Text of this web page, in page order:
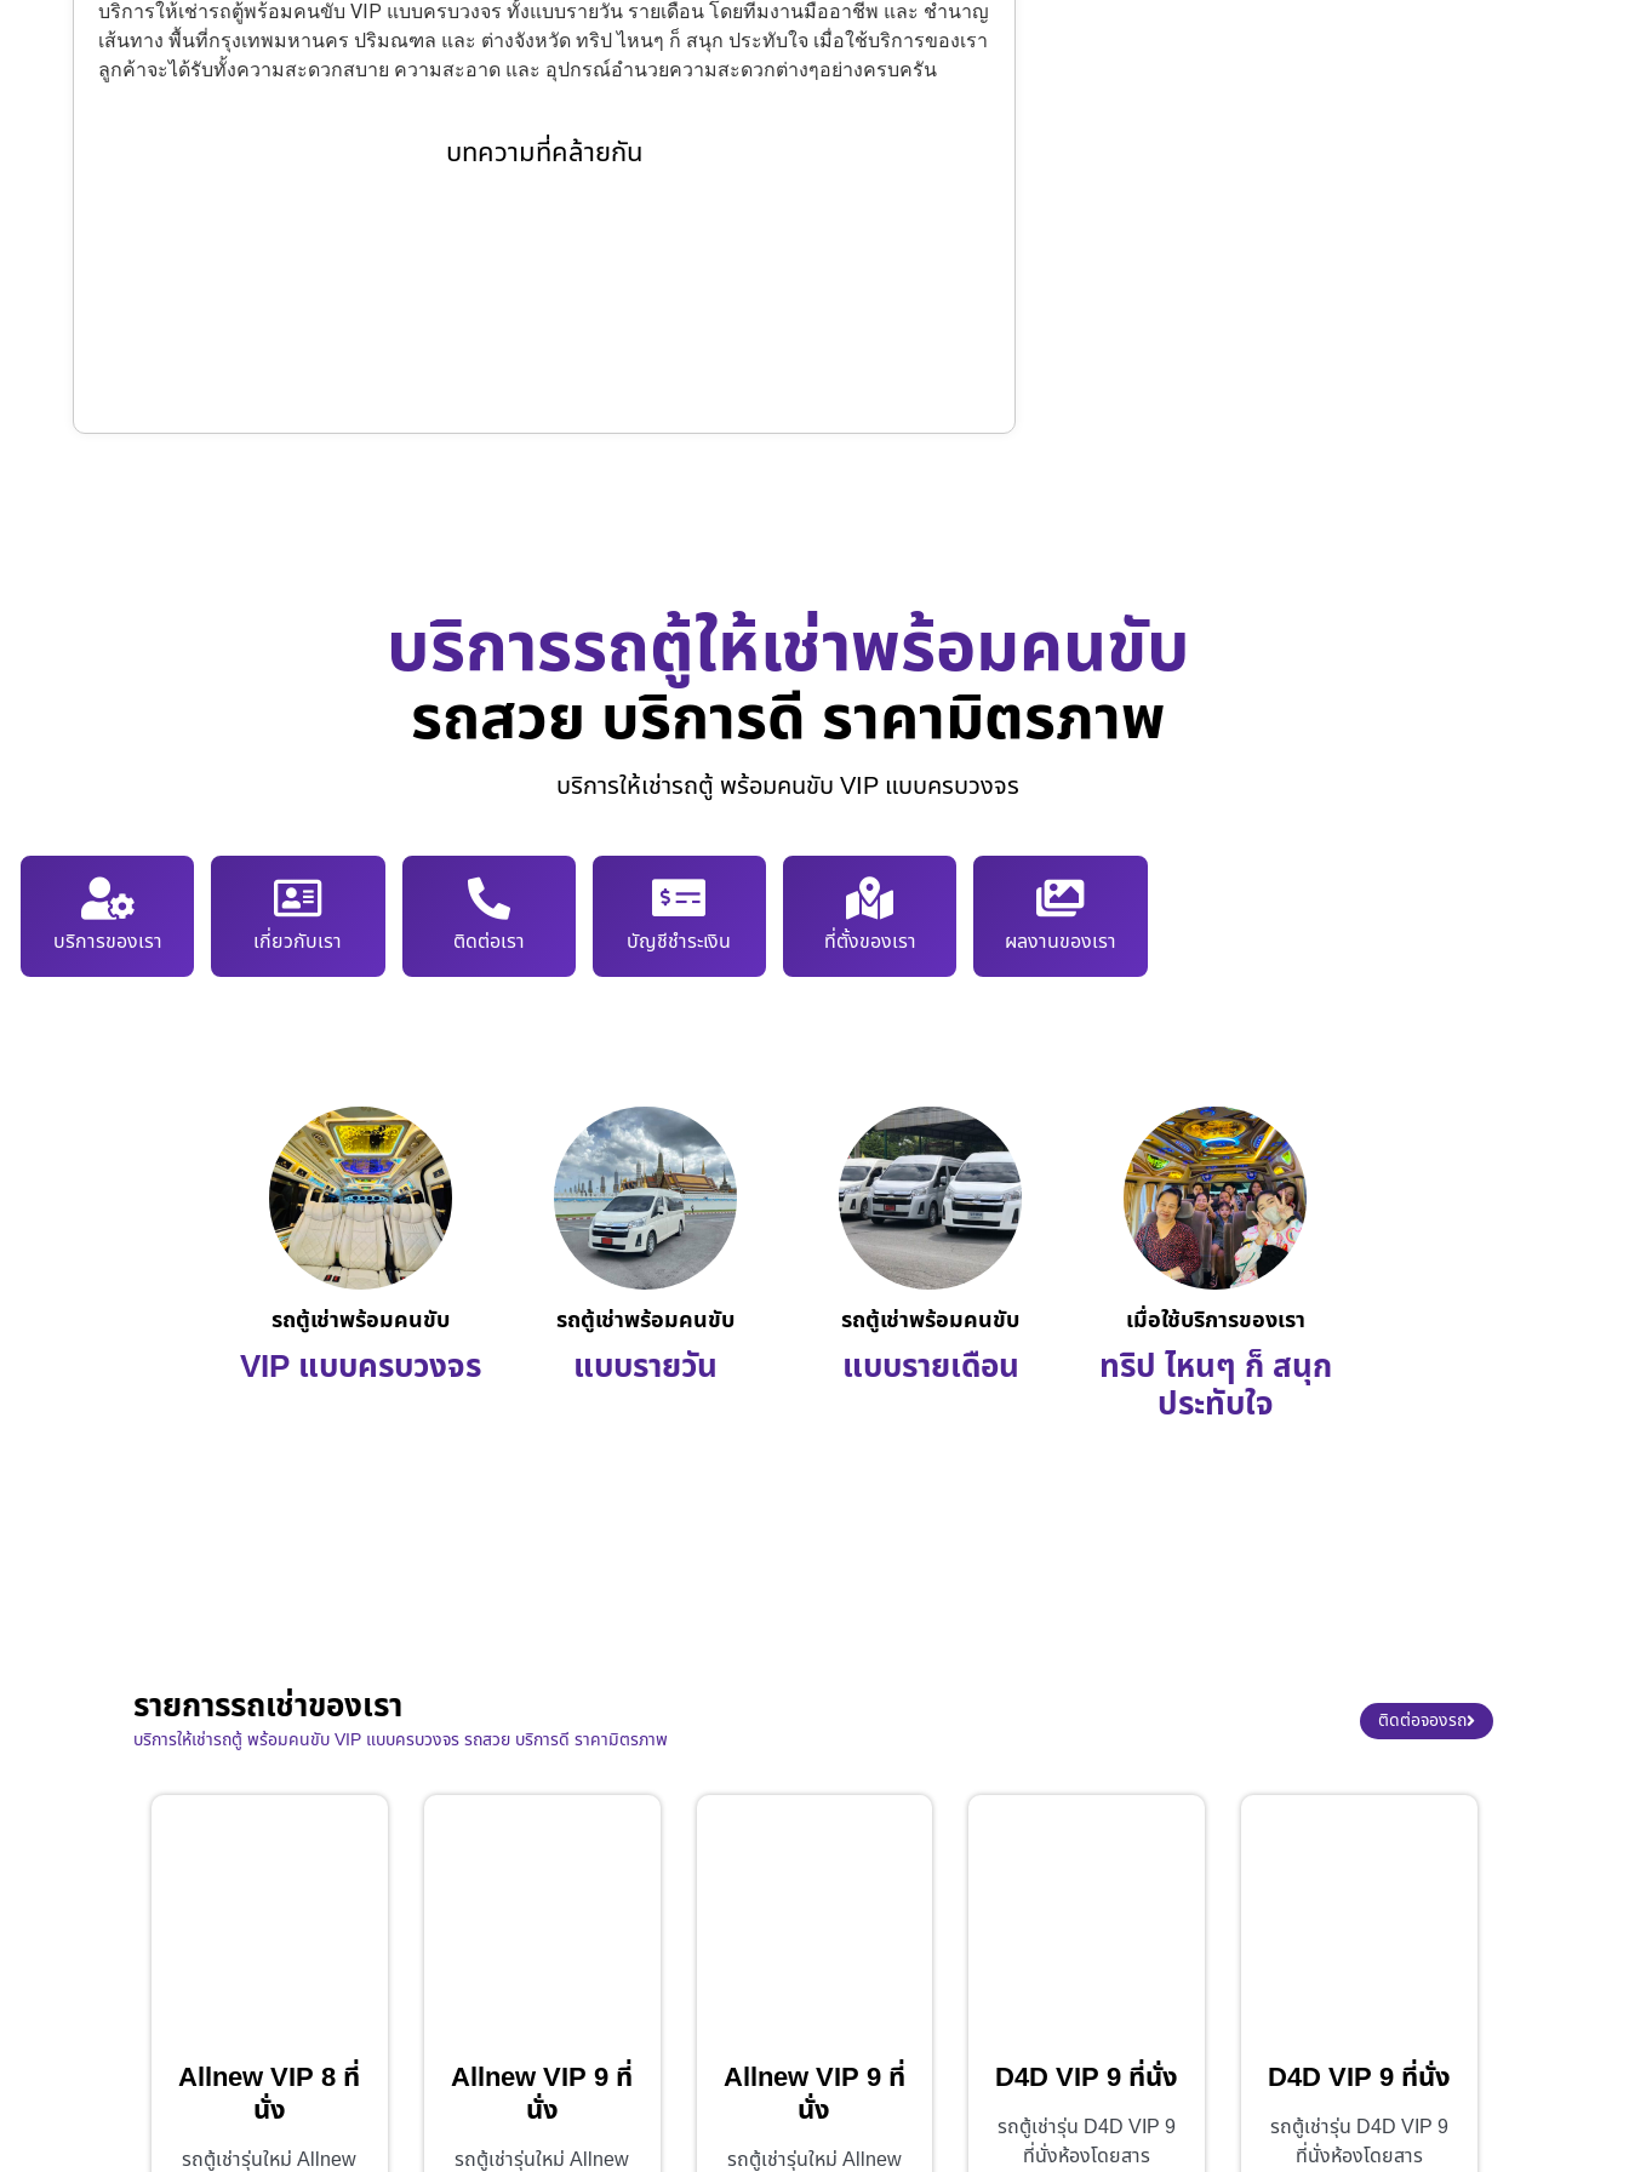
บริการให้เช่ารถตู้พร้อมคนขับ VIP แบบครบวงจร ทั้งแบบรายวัน รายเดือน โดยทีมงานมืออาชีพ และ ชำนาญ
เส้นทาง พื้นที่กรุงเทพมหานคร ปริมณฑล และ ต่างจังหวัด ทริป ไหนๆ ก็ สนุก ประทับใจ เมื่อใช้บริการของเรา
ลูกค้าจะได้รับทั้งความสะดวกสบาย ความสะอาด และ อุปกรณ์อำนวยความสะดวกต่างๆอย่างครบครัน
บทความที่คล้ายกัน
บริการรถตู้ให้เช่าพร้อมคนขับ
รถสวย บริการดี ราคามิตรภาพ
บริการให้เช่ารถตู้ พร้อมคนขับ VIP แบบครบวงจร
บริการของเรา เกี่ยวกับเรา ติดต่อเรา บัญชีชำระเงิน ที่ตั้งของเรา ผลงานของเรา
รถตู้เช่าพร้อมคนขับ
VIP แบบครบวงจร
รถตู้เช่าพร้อมคนขับ
แบบรายวัน
รถตู้เช่าพร้อมคนขับ
แบบรายเดือน
เมื่อใช้บริการของเรา
ทริป ไหนๆ ก็ สนุก
ประทับใจ
รายการรถเช่าของเรา
บริการให้เช่ารถตู้ พร้อมคนขับ VIP แบบครบวงจร รถสวย บริการดี ราคามิตรภาพ
ติดต่อจองรถ
Allnew VIP 8 ที่
นั่ง
รถตู้เช่ารุ่นใหม่ Allnew
Allnew VIP 9 ที่
นั่ง
รถตู้เช่ารุ่นใหม่ Allnew
Allnew VIP 9 ที่
นั่ง
รถตู้เช่ารุ่นใหม่ Allnew
D4D VIP 9 ที่นั่ง
รถตู้เช่ารุ่น D4D VIP 9
ที่นั่งห้องโดยสาร
D4D VIP 9 ที่นั่ง
รถตู้เช่ารุ่น D4D VIP 9
ที่นั่งห้องโดยสาร